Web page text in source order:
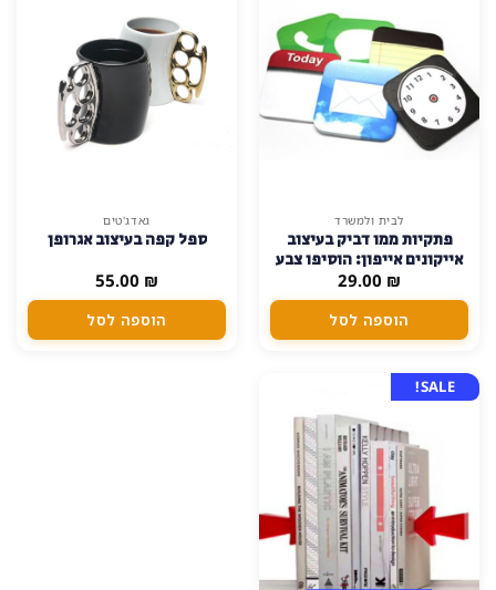
לבית ולמשרד
פתקיות ממו דביק בעיצוב
אייקונים אייפון: הוסיפו צבע
וסטייל למשרד
29.00 ₪
הוספה לסל
גאדג'טים
ספל קפה בעיצוב אגרופן
55.00 ₪
הוספה לסל
SALE!